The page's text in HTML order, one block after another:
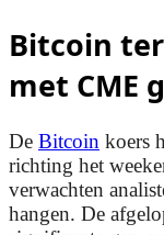
Bitcoin
met CME
De Bitcoin koers
richting het
verwachten
hangen. De